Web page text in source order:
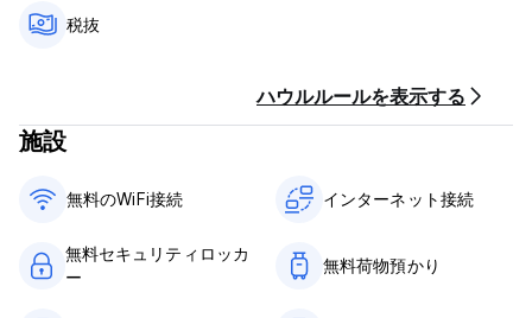
touristic attractions. The most emblematic zones such as
the Sé Velha Cathedral (less than 5 minutes walking), the
wide Patrimony by the UNESCO at about 10 minutes
distance). At a distance of 20 minutes on foot there is the
Town Bus Station and also the National Museum Machado
de Castro, the largest roman building in the Peninsula, the
税抜
ハウルルールを表示する
施設
無料のWiFi接続 インターネット接続
無料セキュリティロッカ
ー
無料荷物預かり